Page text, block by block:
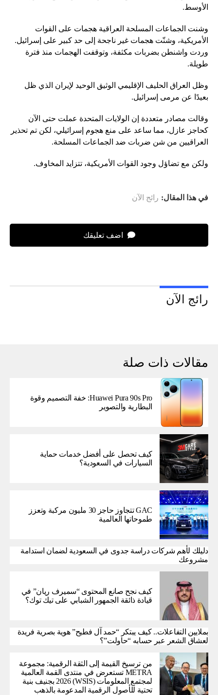
الأوسط.
وشنت الجماعات المسلحة العراقية هجمات على القوات
الأمريكية، وشنّت هجمات غير ناجحة إلى حد كبير على إسرائيل.
وردت واشنطن بضربات مكثفة، وتوقفت الهجمات منذ فترة
طويلة.
وظل العراق الحليف الإقليمي الوثيق الوحيد لإيران الذي ظل
بعيدًا عن مرمى إسرائيل.
وقالت مصادر متعددة إن الولايات المتحدة عملت حتى الآن
كحاجز عازل، مما ساعد على منع هجوم إسرائيلي، لكن تم تحذير
العراقيين من شن ضربات ضد الجماعات المسلحة.
ولكن مع تضاؤل ​​وجود القوات الأمريكية، تتزايد المخاوف.
في هذا المقال: رائج الآن
اضف تعليقك
رائج الآن
مقالات ذات صلة
Huawei Pura 90s Pro: خفة التصميم وقوة
البطارية والتصوير
كيف تحصل على أفضل خدمات حماية
السيارات في السعودية؟
GAC تتجاوز حاجز 30 مليون مركبة وتعزز
طموحاتها العالمية
دليلك لأهم شركات دراسة جدوى في السعودية لضمان استدامة
مشروعك
كيف نجح صانع المحتوى “سميرف ريان” في
قيادة ذائقة الجمهور الشبابي على تيك توك؟
بملايين التفاعلات.. كيف يبتكر “حمد آل فطيح” هوية بصرية فريدة
لعشاق الشعر عبر حسابه “حاولت”؟
من ترسيخ القيمة إلى الثقة الرقمية: مجموعة
METRA تستعرض في منتدى القمة العالمية
لمجتمع المعلومات (WSIS) 2026 بجنيف بنية
تحتية للأصول الرقمية المدعومة بالذهب